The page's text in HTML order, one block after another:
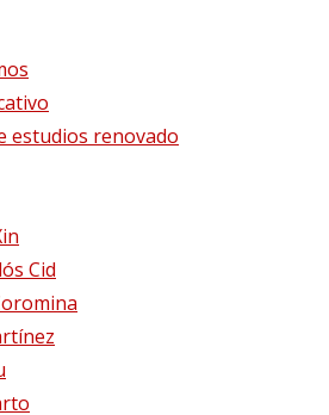
estudios renovado
Cid